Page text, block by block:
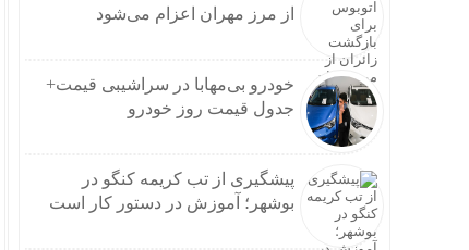
از مرز مهران اعزام می‌شود
خودرو بی‌مهابا در سراشیبی قیمت+
جدول قیمت روز خودرو
پیشگیری از تب کریمه کنگو در
بوشهر؛ آموزش در دستور کار است